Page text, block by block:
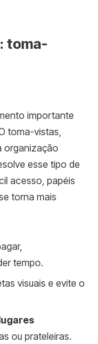
toma-
importante
toma-vistas,
organização
esse tipo de
acesso, papéis
torna mais
tempo.
visuais e evite o
ou prateleiras.